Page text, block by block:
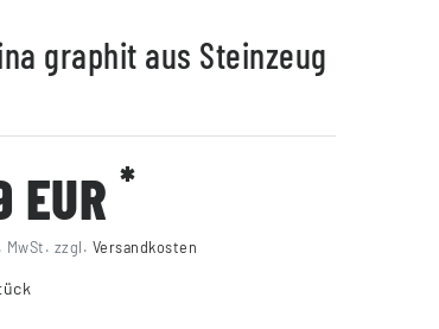
graphit aus Steinzeug
EUR *
MwSt. zzgl. Versandkosten